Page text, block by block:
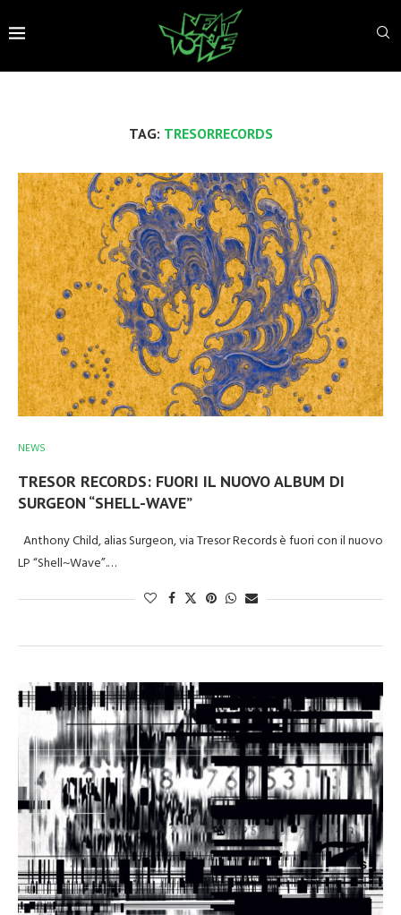
TAG: TRESORRECORDS
NEWS
TRESOR RECORDS: FUORI IL NUOVO ALBUM DI
SURGEON “SHELL-WAVE”
Anthony Child, alias Surgeon, via Tresor Records è fuori con il nuovo
LP “Shell~Wave”.…